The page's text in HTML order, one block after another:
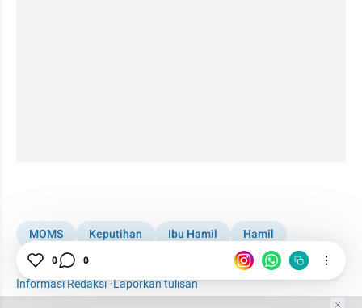
MOMS Keputihan Ibu Hamil
Hamil
Vagina
Informasi Redaksi·Laporkan tulisan
0 0